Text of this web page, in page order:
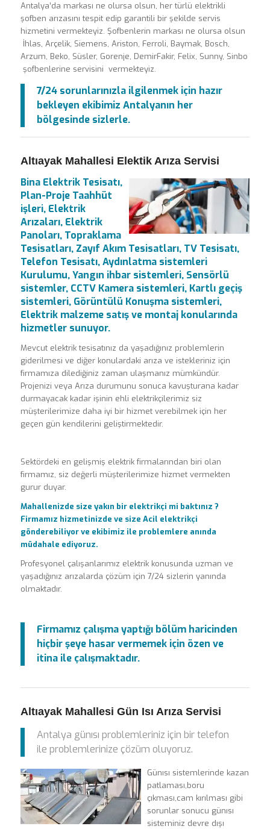
Antalya’da markası ne olursa olsun, her türlü elektrikli
şofben arızasını tespit edip garantili bir şekilde servis
hizmetini vermekteyiz. Şofbenlerin markası ne olursa olsun
İhlas, Arçelik, Siemens, Ariston, Ferroli, Baymak, Bosch,
Arzum, Beko, Süsler, Gorenje, DemirFakir, Felix, Sunny, Sinbo
şofbenlerine servisini vermekteyiz.
7/24 sorunlarınızla ilgilenmek için hazır
bekleyen ekibimiz Antalyanın her
bölgesinde sizlerle.
Altıayak Mahallesi Elektik Arıza Servisi
Bina Elektrik Tesisatı,
Plan-Proje Taahhüt
işleri, Elektrik
Arızaları, Elektrik
Panoları, Topraklama
Tesisatları, Zayıf Akım Tesisatları, TV Tesisatı,
Telefon Tesisatı, Aydınlatma sistemleri
Kurulumu, Yangın ihbar sistemleri, Sensörlü
sistemler, CCTV Kamera sistemleri, Kartlı geçiş
sistemleri, Görüntülü Konuşma sistemleri,
Elektrik malzeme satış ve montaj konularında
hizmetler sunuyor.
Mevcut elektrik tesisatınız da yaşadığınız problemlerin
giderilmesi ve diğer konulardaki arıza ve istekleriniz için
firmamıza dilediğiniz zaman ulaşmanız mümkündür.
Projenizi veya Arıza durumunu sonuca kavuşturana kadar
durmayacak kadar işinin ehli elektrikçilerimiz siz
müşterilerimize daha iyi bir hizmet verebilmek için her
geçen gün kendilerini geliştirmektedir.
Sektördeki en gelişmiş elektrik firmalarından biri olan
firmamız, siz değerli müşterilerimize hizmet vermekten
gurur duyar.
Mahallenizde size yakın bir elektrikçi mi baktınız ?
Firmamız hizmetinizde ve size Acil elektrikçi
gönderebiliyor ve ekibimiz ile problemlere anında
müdahale ediyoruz.
Profesyonel çalışanlarımız elektrik konusunda uzman ve
yaşadığınız arızalarda çözüm için 7/24 sizlerin yanında
olmaktadır.
Firmamız çalışma yaptığı bölüm haricinden
hiçbir şeye hasar vermemek için özen ve
itina ile çalışmaktadır.
Altıayak Mahallesi Gün Isı Arıza Servisi
Antalya günısı problemleriniz için bir telefon
ile problemlerinize çözüm oluyoruz.
Günısı sistemlerinde kazan
patlaması,boru
çıkması,cam kırılması gibi
sorunlar sonucu günısı
sisteminiz devre dışı